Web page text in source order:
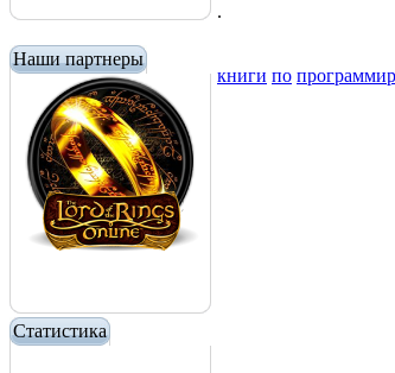
Наши партнеры
Статистика
.
книги по